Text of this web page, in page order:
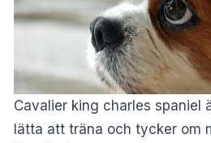
Cavalier king charles spaniel
lätta att träna och tycker om